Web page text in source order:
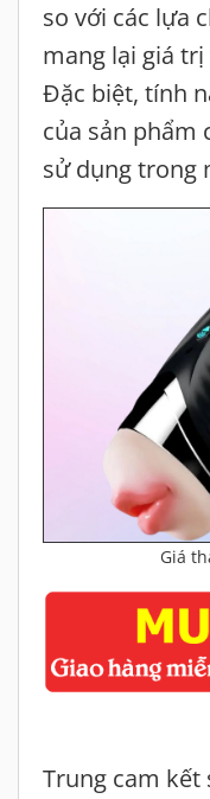
so với các lựa
mang lại giá
Đặc biệt, tính
của sản phẩm
sử dụng trong
Giá
Trung cam